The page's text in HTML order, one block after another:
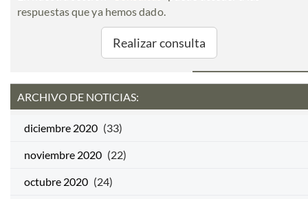
respuestas que ya hemos dado.
Realizar consulta
ARCHIVO DE NOTICIAS:
diciembre 2020 (33)
noviembre 2020 (22)
octubre 2020 (24)